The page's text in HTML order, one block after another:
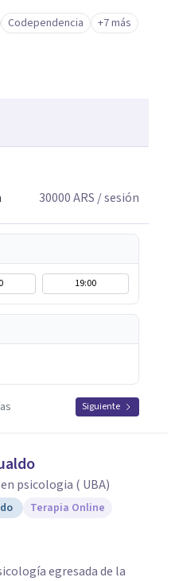
una escucha
con herramientas con
a reconocer
y construir cambios
a, sino también
patrones que
Codependencia +7 más
30000ARS / sesión
19:00
Siguiente
psicologia ( UBA)
Terapia Online
egresada de la